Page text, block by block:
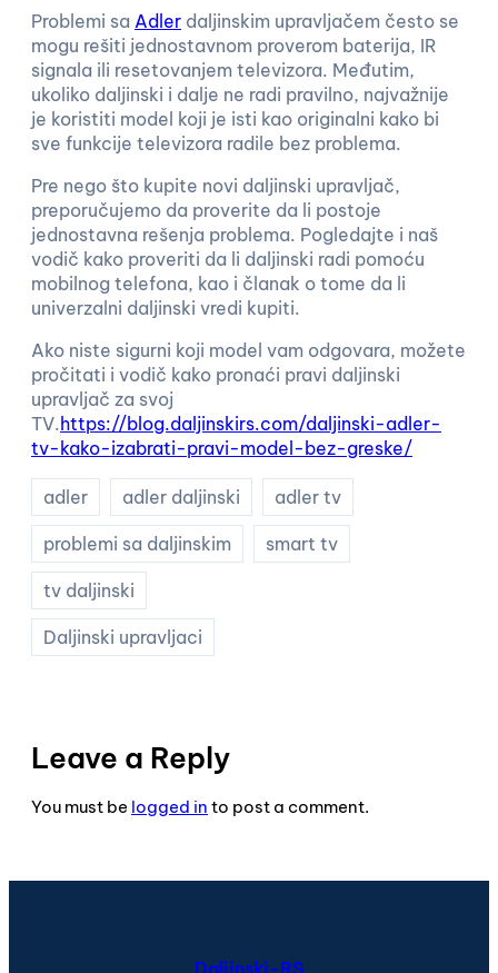
Problemi sa Adler daljinskim upravljačem često se
mogu rešiti jednostavnom proverom baterija, IR
signala ili resetovanjem televizora. Međutim,
ukoliko daljinski i dalje ne radi pravilno, najvažnije
je koristiti model koji je isti kao originalni kako bi
sve funkcije televizora radile bez problema.
Pre nego što kupite novi daljinski upravljač,
preporučujemo da proverite da li postoje
jednostavna rešenja problema. Pogledajte i naš
vodič kako proveriti da li daljinski radi pomoću
mobilnog telefona, kao i članak o tome da li
univerzalni daljinski vredi kupiti.
Ako niste sigurni koji model vam odgovara, možete
pročitati i vodič kako pronaći pravi daljinski
upravljač za svoj
TV.https://blog.daljinskirs.com/daljinski-adler-
tv-kako-izabrati-pravi-model-bez-greske/
adler adler daljinski adler tv
problemi sa daljinskim smart tv
tv daljinski
Daljinski upravljaci
Leave a Reply
You must be logged in to post a comment.
Daljinski-RS